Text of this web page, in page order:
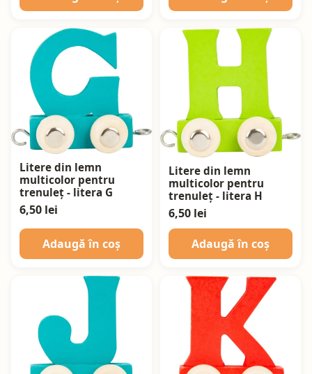
Litere din lemn
multicolor pentru
trenuleț - litera G
6,50 lei
Adaugă în coș
Litere din lemn
multicolor pentru
trenuleț - litera H
6,50 lei
Adaugă în coș